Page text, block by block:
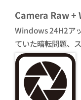
Camera Raw +
Windows 24H2ア
ていた暗転問題、